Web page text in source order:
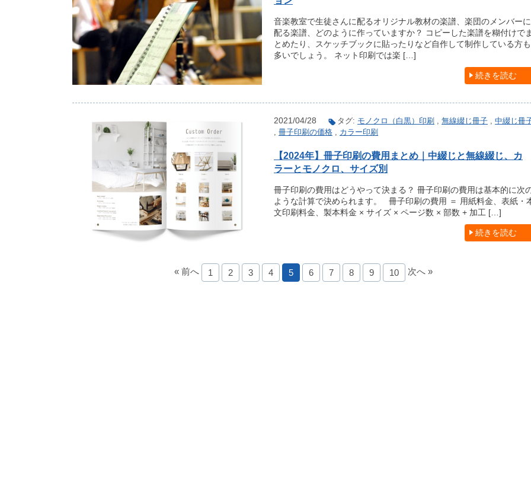
音楽教室で生徒さんに配るオリジナル教材の楽譜、楽団のメンバーに
配る楽譜、どのように作っていますか？ コピーした楽譜を糊付けで
とめたり、スケッチブックに貼ったりなど自作して制作している方も
多いでしょう。 ネット印刷では楽 […]
続きを読む
2021/04/28 タグ: モノクロ（白黒）印刷 , 無線綴じ冊子 , 中綴じ冊
, 冊子印刷の価格 , カラー印刷
【2024年】冊子印刷の費用まとめ｜中綴じと無線綴じ、カ
ラーとモノクロ、サイズ別
冊子印刷の費用はどうやって決まる？ 冊子印刷の費用は基本的に次
ような計算で決められます。 冊子印刷の費用 ＝ 用紙料金、表紙・
文印刷料金、製本料金 × サイズ × ページ数 × 部数 + 加工 […]
続きを読む
« 前へ 1 2 3 4 5 6 7 8 9 10 次へ »